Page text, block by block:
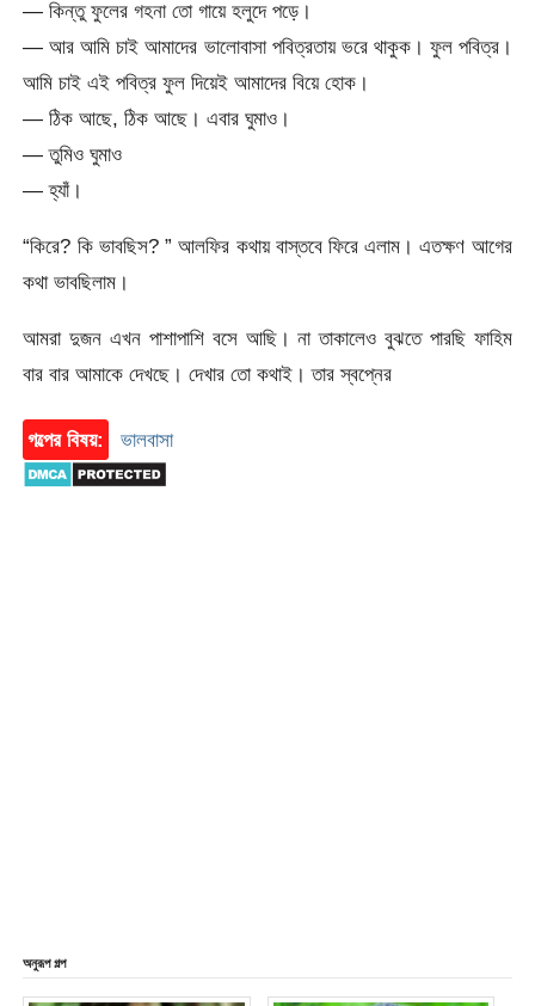
— কিন্তু ফুলের গহনা তো গায়ে হলুদে পড়ে।
— আর আমি চাই আমাদের ভালোবাসা পবিত্রতায় ভরে থাকুক। ফুল পবিত্র।
আমি চাই এই পবিত্র ফুল দিয়েই আমাদের বিয়ে হোক।
— ঠিক আছে, ঠিক আছে। এবার ঘুমাও।
— তুমিও ঘুমাও
— হ্যাঁ।
“কিরে? কি ভাবছিস? ” আলফির কথায় বাস্তবে ফিরে এলাম। এতক্ষণ আগের
কথা ভাবছিলাম।
আমরা দুজন এখন পাশাপাশি বসে আছি। না তাকালেও বুঝতে পারছি ফাহিম
বার বার আমাকে দেখছে। দেখার তো কথাই। তার স্বপ্নের
গল্পের বিষয়: ভালবাসা
অনুরূপ গল্প